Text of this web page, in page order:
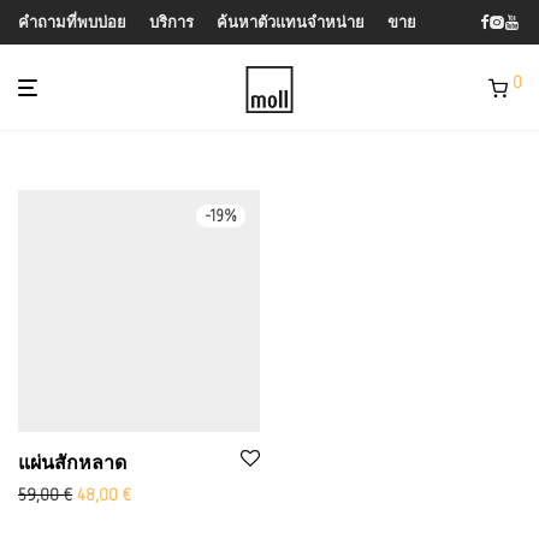
คำถามที่พบบ่อย บริการ ค้นหาตัวแทนจำหน่าย ขาย
0
-19%
แผ่นสักหลาด
59,00€ ราคาเดิม: 59.00 ยูโร
48,00 €Aktueller Preis ist: 48,00 €.